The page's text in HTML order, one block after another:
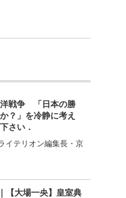
洋戦争 「日本の勝
？」を冷静に考え
さい．
イテリオン編集長・京
【大場一央】皇室典